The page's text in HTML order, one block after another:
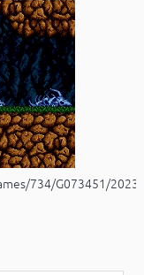
734/G073451/